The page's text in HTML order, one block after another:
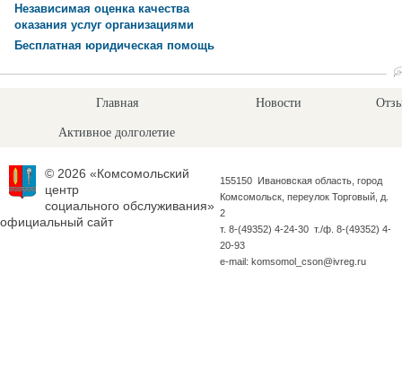
Независимая оценка качества
оказания услуг организациями
Бесплатная юридическая помощь
Главная Новости
Активное долголетие
© 2026 «Комсомольский
центр
социального обслуживания»
официальный сайт
155150 Ивановская область, город
Комсомольск, переулок Торговый, д.
2
т. 8-(49352) 4-24-30 т./ф. 8-(49352) 4-
20-93
e-mail: komsomol_cson@ivreg.ru